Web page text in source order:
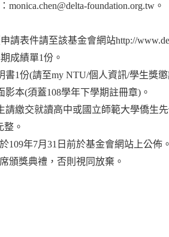
monica.chen@delta-foundation.org.tw。
請表件請至該基金會網站http://
成績單1份。
書1份(請至my NTU/個人資訊/學生獎
影本(須蓋108學年下學期註冊章)。
請繳交就讀高中或國立師範大學僑生
整。
109年7月31日前於基金會網站上公佈。
頒獎典禮，否則視同放棄。